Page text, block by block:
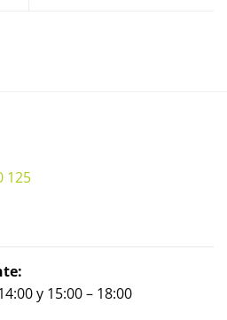
125
y 15:00 – 18:00